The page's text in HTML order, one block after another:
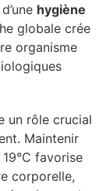
hygiène
globale crée
organisme
un rôle crucial
Maintenir
favorise
corporelle,